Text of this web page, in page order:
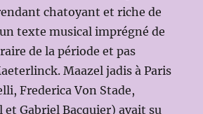
chatoyant et riche de
texte musical imprégné de
de la période et pas
Maazel jadis à Paris
Frederica Von Stade,
Gabriel Bacquier) avait su